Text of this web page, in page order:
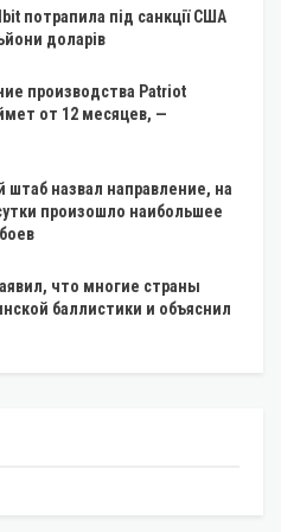
потрапила під санкції США
доларів
производства Patriot
от 12 месяцев, —
штаб назвал направление, на
произошло наибольшее
что многие страны
баллистики и объяснил